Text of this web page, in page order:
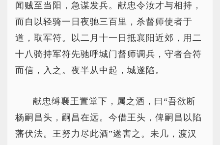
闻贼至当阳，急谋发兵。献忠令汝才与相持，
而自以轻骑一日夜驰三百里，杀督师使者于
道，取军符。以二月十一日抵襄阳近郊，用二
十八骑持军符先驰呼城门督师调兵，守者合符
而信，入之。夜半从中起，城遂陷。
献忠缚襄王置堂下，属之酒，曰“吾欲断
杨嗣昌头，嗣昌在远。今借王头，俾嗣昌以陷
藩伏法。王努力尽此酒”遂害之。未几，渡汉